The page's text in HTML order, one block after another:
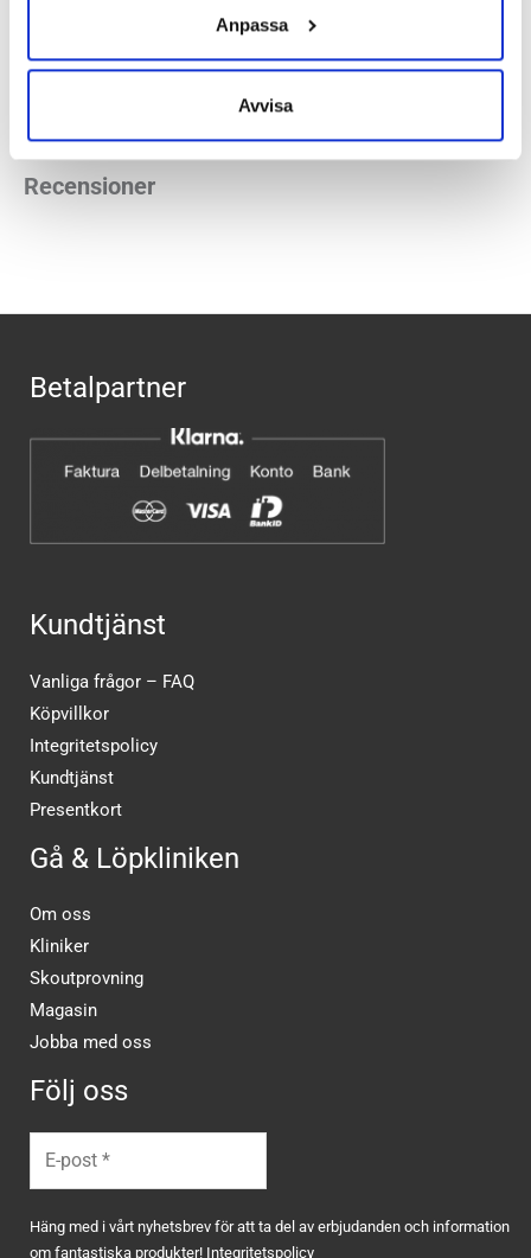
Anpassa
Avvisa
75% Nylon, 16% Polyester, 5% Elastane, 4% Bomull
Recensioner
Betalpartner
Kundtjänst
Vanliga frågor – FAQ
Köpvillkor
Integritetspolicy
Kundtjänst
Presentkort
Gå & Löpkliniken
Om oss
Kliniker
Skoutprovning
Magasin
Jobba med oss
Följ oss
Häng med i vårt nyhetsbrev för att ta del av erbjudanden och information
om fantastiska produkter! Integritetspolicy